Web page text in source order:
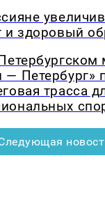
и здоровый
Петербург»
трасса